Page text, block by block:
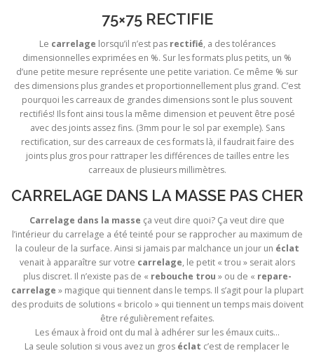
75×75 RECTIFIE
Le carrelage lorsqu’il n’est pas rectifié, a des tolérances
dimensionnelles exprimées en %. Sur les formats plus petits, un %
d’une petite mesure représente une petite variation. Ce même % sur
des dimensions plus grandes et proportionnellement plus grand. C’est
pourquoi les carreaux de grandes dimensions sont le plus souvent
rectifiés! Ils font ainsi tous la même dimension et peuvent être posé
avec des joints assez fins. (3mm pour le sol par exemple). Sans
rectification, sur des carreaux de ces formats là, il faudrait faire des
joints plus gros pour rattraper les différences de tailles entre les
carreaux de plusieurs millimètres.
CARRELAGE DANS LA MASSE PAS CHER
Carrelage dans la masse ça veut dire quoi? Ça veut dire que
l’intérieur du carrelage a été teinté pour se rapprocher au maximum de
la couleur de la surface. Ainsi si jamais par malchance un jour un éclat
venait à apparaître sur votre carrelage, le petit « trou » serait alors
plus discret. Il n’existe pas de « rebouche trou » ou de « repare-
carrelage » magique qui tiennent dans le temps. Il s’agit pour la plupart
des produits de solutions « bricolo » qui tiennent un temps mais doivent
être régulièrement refaites.
Les émaux à froid ont du mal à adhérer sur les émaux cuits…
La seule solution si vous avez un gros éclat c’est de remplacer le